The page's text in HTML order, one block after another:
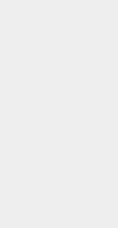
pueden utilizarlas para
permite estas cookies, tu